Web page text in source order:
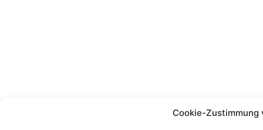
Cookie-Zustimmung